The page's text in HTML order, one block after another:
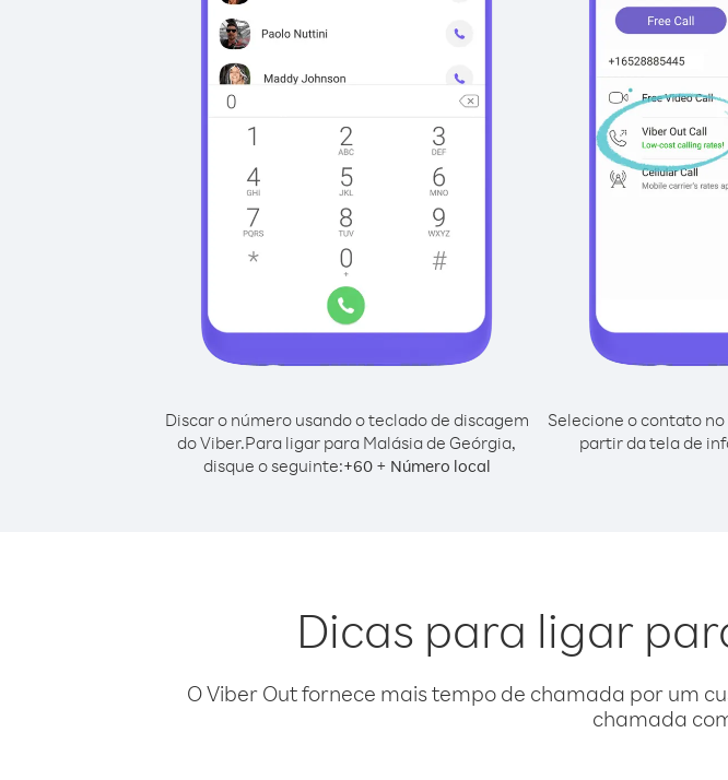
Discar o número usando o teclado de discagem
do Viber.Para ligar para Malásia de Geórgia,
disque o seguinte:+60+ Número local
Selecione o contato
partir da tela de
Dicas para ligar
O Viber Out fornece mais tempo de chamada por um
chamada